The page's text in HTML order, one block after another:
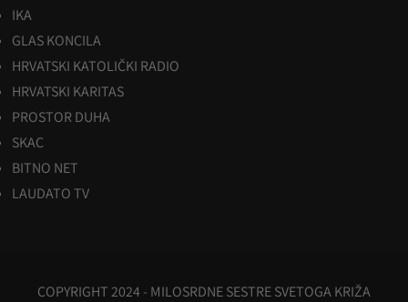
IKA
GLAS KONCILA
HRVATSKI KATOLIČKI RADIO
HRVATSKI KARITAS
PROSTOR DUHA
SKAC
BITNO NET
LAUDATO TV
COPYRIGHT 2024 - MILOSRDNE SESTRE SVETOGA KRIŽA